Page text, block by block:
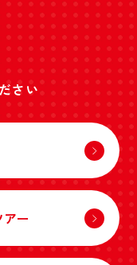
さい
ー